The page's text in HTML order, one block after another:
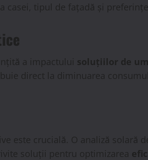
tipul de fațadă și
a impactului soluțiilor de
direct la diminuarea
este crucială. O analiză solară
soluții pentru optimizarea